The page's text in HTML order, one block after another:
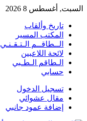
السبت, أغسطس 8 2026
تاريخ وألقاب
المكتب المسير
الــطاقــم الـتـقـنـي
لائحة اللاعبين
الـطاقم الـطـبي
حسابي
تسجيل الدخول
مقال عشوائي
إضافة عمود جانبي